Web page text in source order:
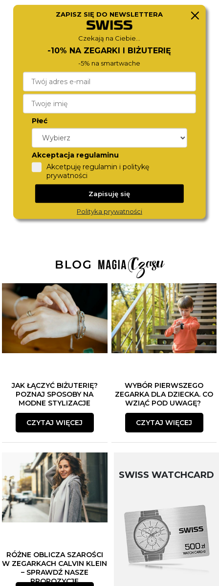
ROAMER
993819 41 85 20
1 680,-
CITIZEN
1 490,-
JAK ŁĄCZYĆ BIŻUTERIĘ?
POZNAJ SPOSOBY NA
MODNE STYLIZACJE
CZYTAJ WIĘCEJ
WYBÓR PIERWSZEGO
ZEGARKA DLA DZIECKA. CO
WZIĄĆ POD UWAGĘ?
CZYTAJ WIĘCEJ
RÓŻNE OBLICZA SZAROŚCI
W ZEGARKACH CALVIN KLEIN
– SPRAWDŹ NASZE
PROPOZYCJE
SWISS WATCHCARD
ZAPISZ SIĘ DO NEWSLETTERA
Czekają na Ciebie...
-10% NA ZEGARKI I BIŻUTERIĘ
-5% na smartwache
Płeć
Akceptacja regulaminu
Akcetpuję regulamin i politykę
prywatności
Zapisuję się
Polityka prywatności